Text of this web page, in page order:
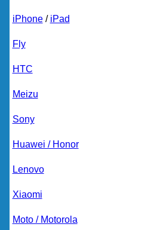
iPhone/ iPad
Fly
HTC
Meizu
Sony
Huawei / Honor
Lenovo
Xiaomi
Moto / Motorola